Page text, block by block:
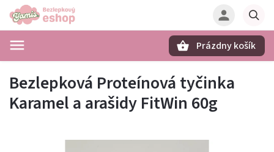
Prázdny košík
Bezlepková Proteínová tyčinka
Karamel a arašidy FitWin 60g